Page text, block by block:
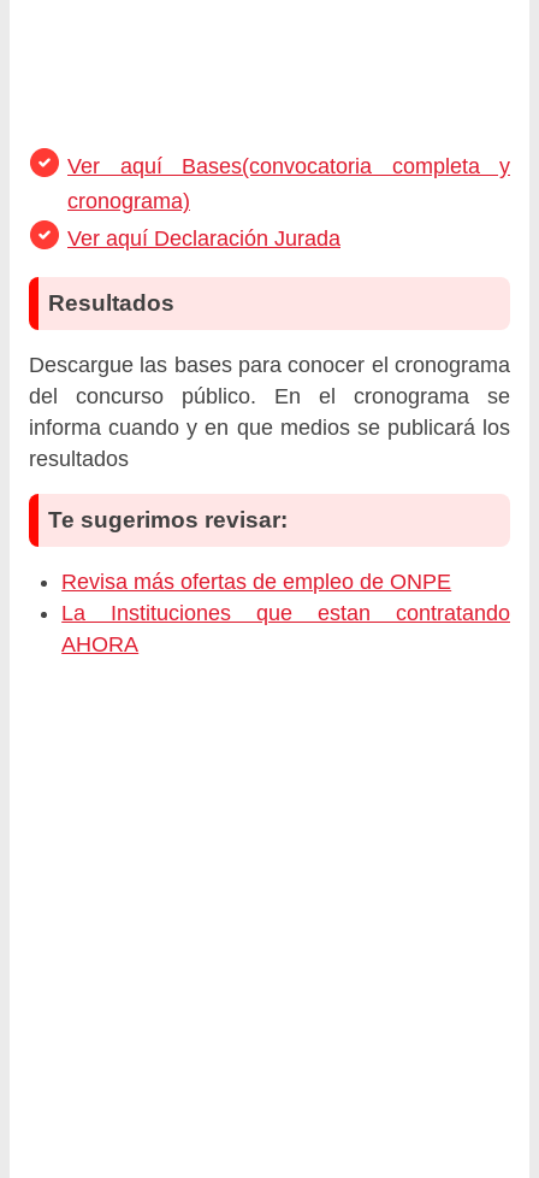
Ver aquí Bases(convocatoria completa y
cronograma)
Ver aquí Declaración Jurada
Resultados
Descargue las bases para conocer el cronograma
del concurso público. En el cronograma se
informa cuando y en que medios se publicará los
resultados
Te sugerimos revisar:
Revisa más ofertas de empleo de ONPE
La Instituciones que estan contratando
AHORA